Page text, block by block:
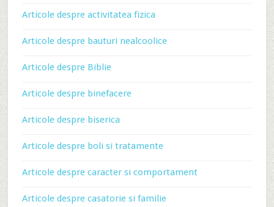
Articole despre activitatea fizica
Articole despre bauturi nealcoolice
Articole despre Biblie
Articole despre binefacere
Articole despre biserica
Articole despre boli si tratamente
Articole despre caracter si comportament
Articole despre casatorie si familie